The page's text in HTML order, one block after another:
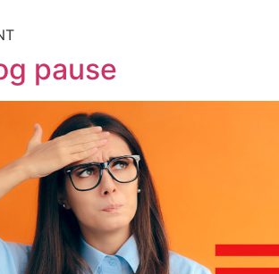
pause